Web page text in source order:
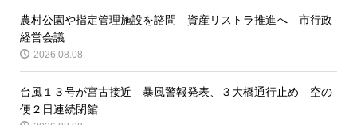
農村公園や指定管理施設を諮問 資産リストラ推進へ 市行政
経営会議
2026.08.08
台風１３号が宮古接近 暴風警報発表、３大橋通行止め 空の
便２日連続閉館